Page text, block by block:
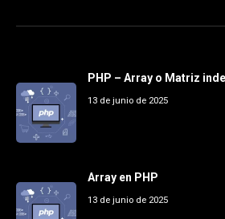
PHP – Array o Matriz
13 de junio de 2025
Array en PHP
13 de junio de 2025